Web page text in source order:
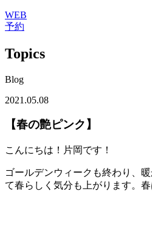
WEB
予約
Topics
Blog
2021.05.08
【春の艶ピンク】
こんにちは！片岡です！
ゴールデンウィークも終わり、
て春らしく気分も上がります。